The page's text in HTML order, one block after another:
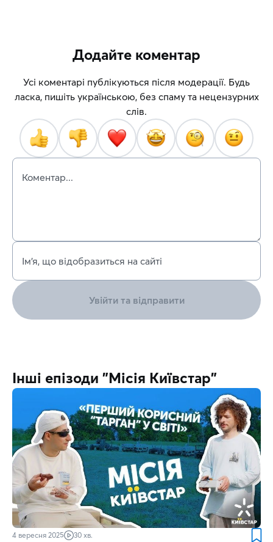
Додайте коментар
Усі коментарі публікуються після модерації. Будь
ласка, пишіть українською, без спаму та нецензурних
слів.
Коментар...
Ім’я, що відобразиться на сайті
Увійти та відправити
Інші епізоди "Місія Київстар"
4 вересня 2025 30 хв.